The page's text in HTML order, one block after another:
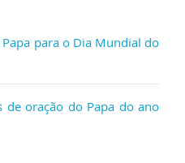
para o Dia Mundial do
de oração do Papa do ano